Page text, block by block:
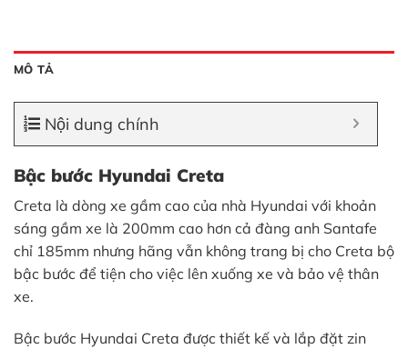
MÔ TẢ
Nội dung chính
Bậc bước Hyundai Creta
Creta là dòng xe gầm cao của nhà Hyundai với khoản
sáng gầm xe là 200mm cao hơn cả đàng anh Santafe
chỉ 185mm nhưng hãng vẫn không trang bị cho Creta bộ
bậc bước để tiện cho việc lên xuống xe và bảo vệ thân
xe.
Bậc bước Hyundai Creta được thiết kế và lắp đặt zin